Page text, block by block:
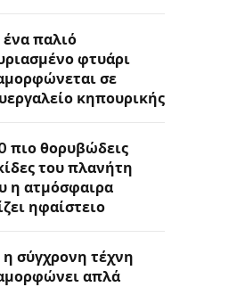
παλιό
φτυάρι
σε
κηπουρικής
πιο θορυβώδεις
του πλανήτη
η ατμόσφαιρα
ηφαίστειο
σύγχρονη τέχνη
απλά